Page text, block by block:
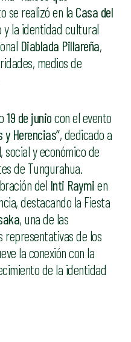
se realizó en la Casa del
y la identidad cultural
Diablada Pillareña,
medios de
19 de juniocon el evento
y Herencias”, dedicado a
y económico de
de Tungurahua.
del Inti Raymien
destacando la Fiesta
, una de las
representativas de los
la conexión con la
de la identidad